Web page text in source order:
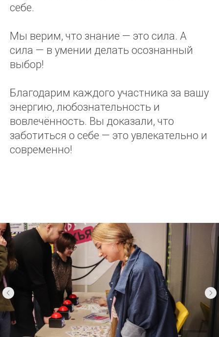
себе.
Мы верим, что знание — это сила. А
сила — в умении делать осознанный
выбор!
Благодарим каждого участника за вашу
энергию, любознательность и
вовлечённость. Вы доказали, что
заботиться о себе — это увлекательно и
современно!